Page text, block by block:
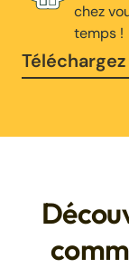
chez
temps !